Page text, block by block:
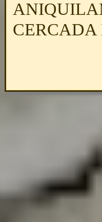
CERCADA
Regreso al contenido